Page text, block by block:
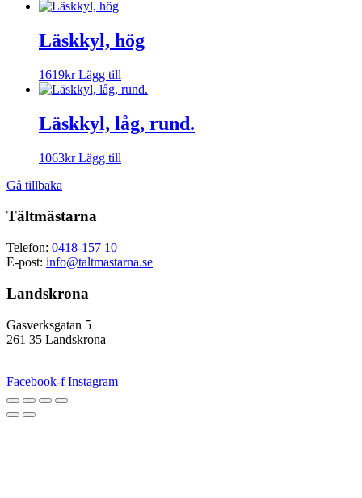
Läskkyl, hög
1619kr Lägg till
Läskkyl, låg, rund.
1063kr Lägg till
Gå tillbaka
Tältmästarna
Telefon: 0418-157 10
E-post: info@taltmastarna.se
Landskrona
Gasverksgatan 5
261 35 Landskrona
Facebook-f Instagram